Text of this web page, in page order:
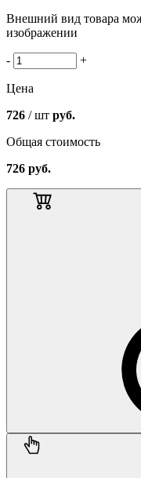
Внешний вид товара
изображении
- +
Цена
726 / шт руб.
Общая стоимость
726 руб.